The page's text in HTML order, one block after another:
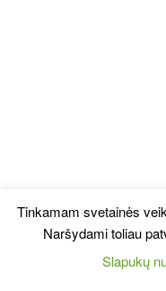
Tinkamam svetainės
Naršydami toliau
Slapukų